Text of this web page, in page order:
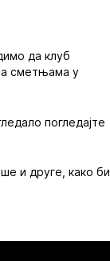
да клуб
сметњама у
погледајте
и друге, како би